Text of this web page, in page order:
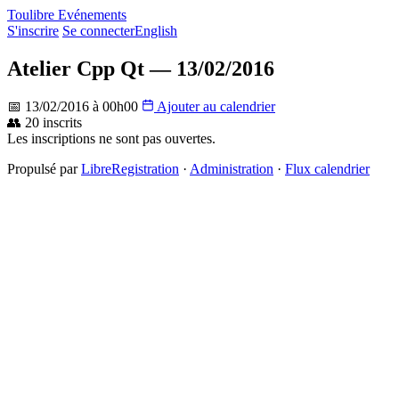
Toulibre Evénements
S'inscrire Se connecterEnglish
Atelier Cpp Qt — 13/02/2016
📅 13/02/2016 à 00h00
Ajouter au calendrier
👥 20 inscrits
Les inscriptions ne sont pas ouvertes.
Propulsé parLibreRegistration · Administration · Flux calendrier